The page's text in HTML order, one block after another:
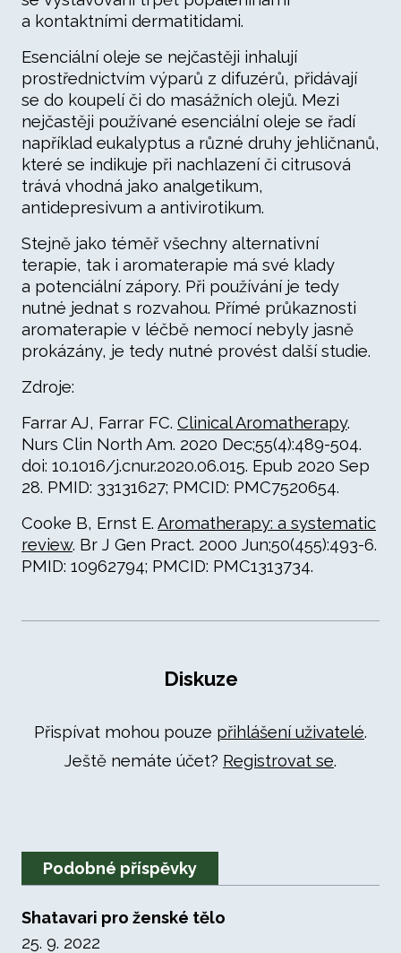
a kontaktními dermatitidami.
Esenciální oleje se nejčastěji inhalují
prostřednictvím výparů z difuzérů, přidávají
se do koupelí či do masážních olejů. Mezi
nejčastěji používané esenciální oleje se řadí
například eukalyptus a různé druhy jehličnanů,
které se indikuje při nachlazení či citrusová
trává vhodná jako analgetikum,
antidepresivum a antivirotikum.
Stejně jako téměř všechny alternativní
terapie, tak i aromaterapie má své klady
a potenciální zápory. Při používání je tedy
nutné jednat s rozvahou. Přímé průkaznosti
aromaterapie v léčbě nemocí nebyly jasně
prokázány, je tedy nutné provést další studie.
Zdroje:
Farrar AJ, Farrar FC. Clinical Aromatherapy.
Nurs Clin North Am. 2020 Dec;55(4):489-504.
doi: 10.1016/j.cnur.2020.06.015. Epub 2020 Sep
28. PMID: 33131627; PMCID: PMC7520654.
Cooke B, Ernst E. Aromatherapy: a systematic
review. Br J Gen Pract. 2000 Jun;50(455):493-6.
PMID: 10962794; PMCID: PMC1313734.
Diskuze
Přispívat mohou pouze přihlášení uživatelé.
Ještě nemáte účet? Registrovat se.
Podobné příspěvky
Shatavari pro ženské tělo
25. 9. 2022